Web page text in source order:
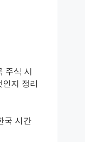
주식 시
지 정리
국 시간